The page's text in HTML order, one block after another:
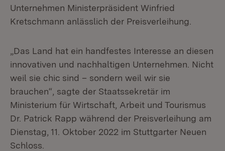
Unternehmen Ministerpräsident Winfried
Kretschmann anlässlich der Preisverleihung.
„Das Land hat ein handfestes Interesse an diesen
innovativen und nachhaltigen Unternehmen. Nicht
weil sie chic sind – sondern weil wir sie
brauchen“, sagte der Staatssekretär im
Ministerium für Wirtschaft, Arbeit und Tourismus
Dr. Patrick Rapp während der Preisverleihung am
Dienstag, 11. Oktober 2022 im Stuttgarter Neuen
Schloss.